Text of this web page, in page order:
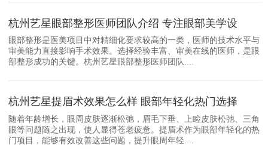
杭州艺星眼部整形医师团队介绍 专注眼部美学设
眼部整形是医美项目中对精细化要求较高的一类，医师的技术水平与
审美能力直接影响手术效果。选择经验丰富、审美在线的医师，是眼
部整形成功的关键。杭州艺星眼部整形医师团队....
杭州艺星提眉术效果怎么样 眼部年轻化热门选择
随着年龄增长，眼周皮肤逐渐松弛，眉毛下垂、上睑皮肤松弛、三角
眼等问题随之出现，使人显得苍老疲惫。提眉术作为眼部年轻化的热
门项目，能够有效改善这些问题，提升眼周年轻....